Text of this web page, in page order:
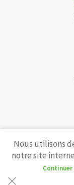
Nous utilisons
notre site
Continuer